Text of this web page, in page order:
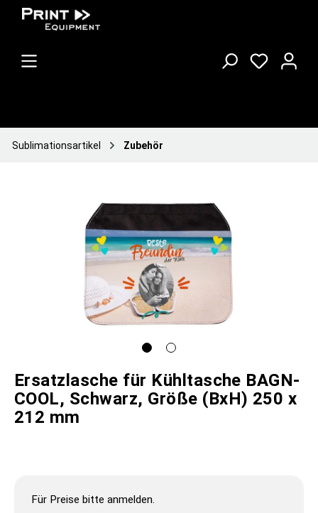
Sublimationsartikel Zubehör
Ersatzlasche für Kühltasche BAGN-
COOL, Schwarz, Größe (BxH) 250 x
212 mm
Für Preise bitte anmelden.